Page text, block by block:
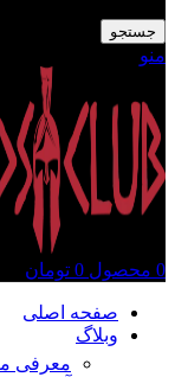
جستجو
منو
0 محصول 0 تومان
صفحه اصلی
وبلاگ
معرفی